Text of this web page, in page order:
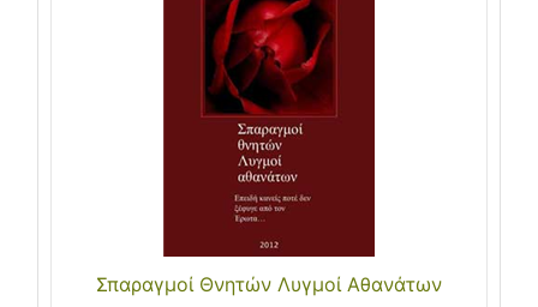
Σπαραγμοί Θνητών Λυγμοί Αθανάτων